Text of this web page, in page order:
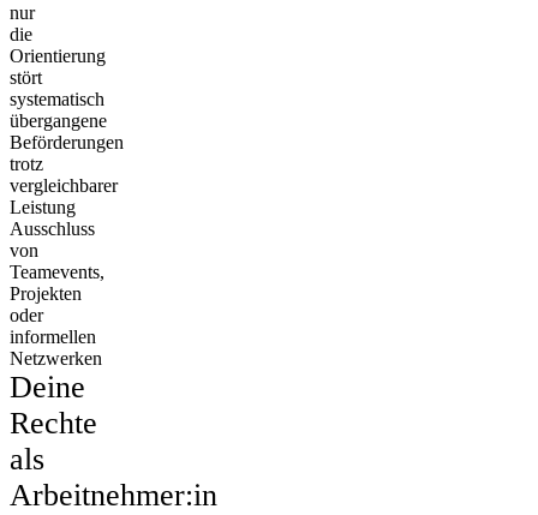
nur
die
Orientierung
stört
systematisch
übergangene
Beförderungen
trotz
vergleichbarer
Leistung
Ausschluss
von
Teamevents,
Projekten
oder
informellen
Netzwerken
Deine
Rechte
als
Arbeitnehmer:in